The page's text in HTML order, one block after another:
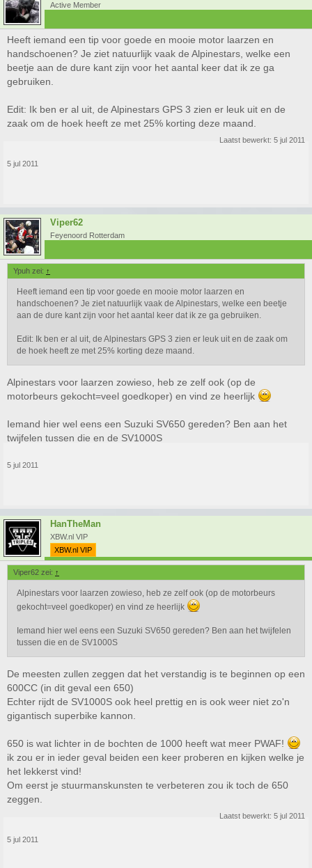
Active Member
Heeft iemand een tip voor goede en mooie motor laarzen en
handschoenen? Je ziet natuurlijk vaak de Alpinestars, welke een
beetje aan de dure kant zijn voor het aantal keer dat ik ze ga
gebruiken.
Edit: Ik ben er al uit, de Alpinestars GPS 3 zien er leuk uit en de
zaak om de hoek heeft ze met 25% korting deze maand.
Laatst bewerkt: 5 jul 2011
5 jul 2011
Viper62
Feyenoord Rotterdam
Ypuh zei: ↑
Heeft iemand een tip voor goede en mooie motor laarzen en
handschoenen? Je ziet natuurlijk vaak de Alpinestars, welke een beetje
aan de dure kant zijn voor het aantal keer dat ik ze ga gebruiken.
Edit: Ik ben er al uit, de Alpinestars GPS 3 zien er leuk uit en de zaak om
de hoek heeft ze met 25% korting deze maand.
Alpinestars voor laarzen zowieso, heb ze zelf ook (op de
motorbeurs gekocht=veel goedkoper) en vind ze heerlijk
Iemand hier wel eens een Suzuki SV650 gereden? Ben aan het
twijfelen tussen die en de SV1000S
5 jul 2011
HanTheMan
XBW.nl VIP
XBW.nl VIP
Viper62 zei: ↑
Alpinestars voor laarzen zowieso, heb ze zelf ook (op de motorbeurs
gekocht=veel goedkoper) en vind ze heerlijk
Iemand hier wel eens een Suzuki SV650 gereden? Ben aan het twijfelen
tussen die en de SV1000S
De meesten zullen zeggen dat het verstandig is te beginnen op een
600CC (in dit geval een 650)
Echter rijdt de SV1000S ook heel prettig en is ook weer niet zo'n
gigantisch superbike kannon.
650 is wat lichter in de bochten de 1000 heeft wat meer PWAF!
ik zou er in ieder geval beiden een keer proberen en kijken welke je
het lekkerst vind!
Om eerst je stuurmanskunsten te verbeteren zou ik toch de 650
zeggen.
Laatst bewerkt: 5 jul 2011
5 jul 2011